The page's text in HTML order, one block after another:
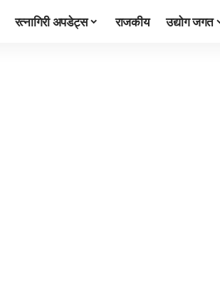
रत्नागिरी अपडेट्स राजकीय उद्योग जगत